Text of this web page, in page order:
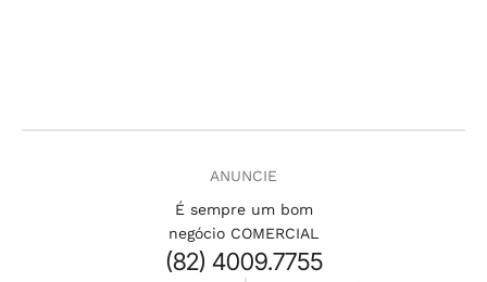
ANUNCIE
É sempre um bom
negócio COMERCIAL
(82) 4009.7755